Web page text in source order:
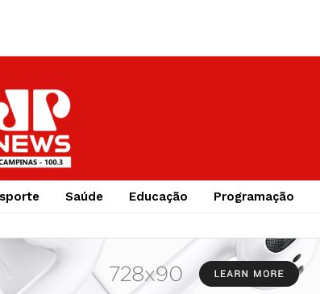
Saúde Educação Programação